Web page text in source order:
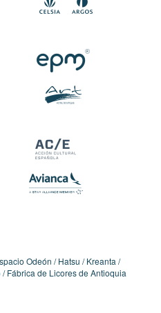
Odeón Hatsu
Kreanta
Fábrica de Licores de Antioquia